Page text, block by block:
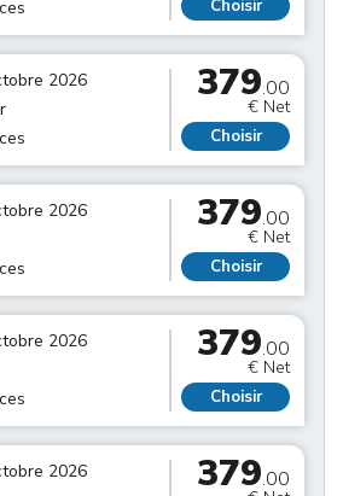
Choisir
2026
379.00
€ Net
Choisir
2026
379.00
€ Net
Choisir
2026
379.00
€ Net
Choisir
2026
379.00